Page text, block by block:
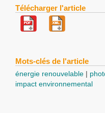
Télécharger l'article
Mots-clés de l'article
énergie renouvelable
impact environnemental